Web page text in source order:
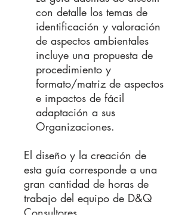
con detalle los temas de
identificación y valoración
de aspectos ambientales
incluye una propuesta de
procedimiento y
formato/matriz de aspectos
e impactos de fácil
adaptación a sus
Organizaciones.
El diseño y la creación de
esta guía corresponde a una
gran cantidad de horas de
trabajo del equipo de D&Q
Consultores.